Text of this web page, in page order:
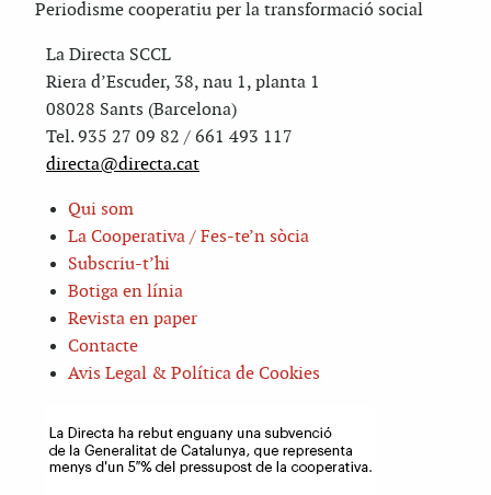
Periodisme cooperatiu per la transformació social
La Directa SCCL
Riera d’Escuder, 38, nau 1, planta 1
08028 Sants (Barcelona)
Tel. 935 27 09 82 / 661 493 117
directa@directa.cat
Qui som
La Cooperativa / Fes-te’n sòcia
Subscriu-t’hi
Botiga en línia
Revista en paper
Contacte
Avis Legal & Política de Cookies